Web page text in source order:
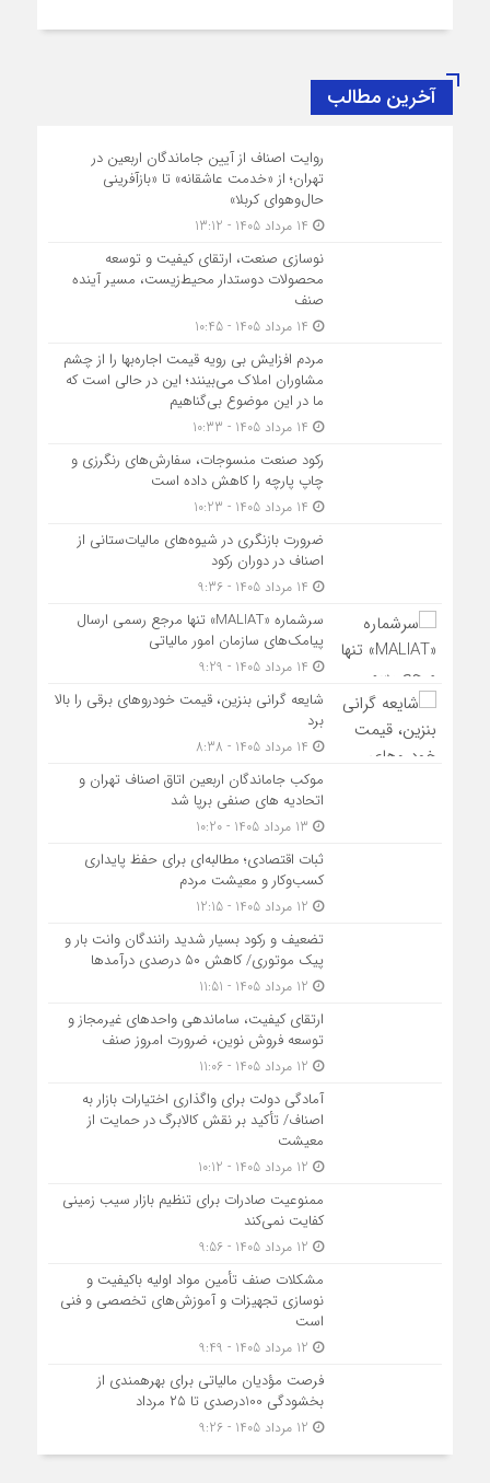
آخرین مطالب
روایت اصناف از آیین جاماندگان اربعین در
تهران؛ از «خدمت عاشقانه» تا «بازآفرینی
حال‌وهوای کربلا»
نوسازی صنعت، ارتقای کیفیت و توسعه
محصولات دوستدار محیط‌زیست، مسیر آینده
صنف
مردم افزایش بی رویه قیمت اجاره‌بها را از چشم
مشاوران املاک می‌بینند؛ این در حالی است که
ما در این موضوع بی‌گناهیم
رکود صنعت منسوجات، سفارش‌های رنگرزی و
چاپ پارچه را کاهش داده است
ضرورت بازنگری در شیوه‌های مالیات‌ستانی از
اصناف در دوران رکود
سرشماره «MALIAT» تنها مرجع رسمی ارسال
پیامک‌های سازمان امور مالیاتی
شایعه گرانی بنزین، قیمت خودروهای برقی را بالا
برد
موکب جاماندگان اربعین اتاق اصناف تهران و
اتحادیه های صنفی برپا شد
ثبات اقتصادی؛ مطالبه‌ای برای حفظ پایداری
کسب‌وکار و معیشت مردم
تضعیف و رکود بسیار شدید رانندگان وانت بار و
پیک موتوری/ کاهش ۵۰ درصدی درآمدها
ارتقای کیفیت، ساماندهی واحدهای غیرمجاز و
توسعه فروش نوین، ضرورت امروز صنف
آمادگی دولت برای واگذاری اختیارات بازار به
اصناف/ تأکید بر نقش کالابرگ در حمایت از
معیشت
ممنوعیت صادرات برای تنظیم بازار سیب زمینی
کفایت نمی‌کند
مشکلات صنف تأمین مواد اولیه باکیفیت و
نوسازی تجهیزات و آموزش‌های تخصصی و فنی
است
فرصت مؤدیان مالیاتی برای بهره‎مندی از
بخشودگی 100درصدی تا ۲۵ مرداد